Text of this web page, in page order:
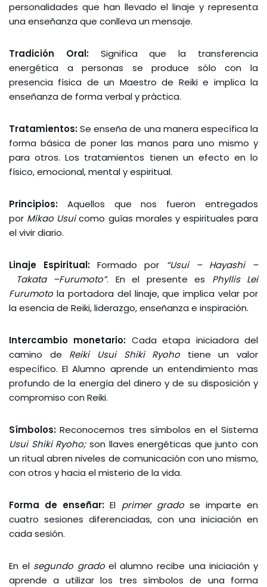
personalidades que han llevado el linaje y representa
una enseñanza que conlleva un mensaje.
Tradición Oral:Significa que la transferencia
energética a personas se produce sólo con la
presencia física de un Maestro de Reiki e implica la
enseñanza de forma verbal y práctica.
Tratamientos:Se enseña de una manera específica la
forma básica de poner las manos para uno mismo y
para otros. Los tratamientos tienen un efecto en lo
físico, emocional, mental y espiritual.
Principios: Aquellos que nos fueron entregados
por Mikao Usuicomo guías morales y espirituales para
el vivir diario.
Linaje Espiritual: Formado por “Usui – Hayashi –
Takata –Furumoto”. En el presente es Phyllis Lei
Furumotola portadora del linaje, que implica velar por
la esencia de Reiki, liderazgo, enseñanza e inspiración.
Intercambio monetario: Cada etapa iniciadora del
camino de Reiki Usui Shiki Ryohotiene un valor
específico. El Alumno aprende un entendimiento mas
profundo de la energía del dinero y de su disposición y
compromiso con Reiki.
Símbolos: Reconocemos tres símbolos en el Sistema
Usui Shiki Ryoho;son llaves energéticas que junto con
un ritual abren niveles de comunicación con uno mismo,
con otros y hacia el misterio de la vida.
Forma de enseñar: El primer gradose imparte en
cuatro sesiones diferenciadas, con una iniciación en
cada sesión.
En el segundo gradoel alumno recibe una iniciación y
aprende a utilizar los tres símbolos de una forma